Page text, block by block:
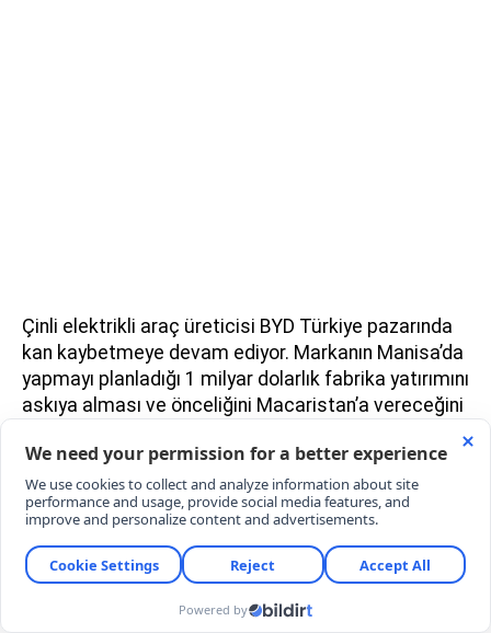
Çinli elektrikli araç üreticisi BYD Türkiye pazarında
kan kaybetmeye devam ediyor. Markanın Manisa’da
yapmayı planladığı 1 milyar dolarlık fabrika yatırımını
askıya alması ve önceliğini Macaristan’a vereceğini
ayında sadece 17 adet araç satabilen marka, yılın
ilk 7 ayında 6.754 satış rakamında kalarak tam
elektrikli araç pazarındaki payını %7,23’e düşürdü.
ELEKTRİKLİ ARAÇ PAZARINDA LİDER TOGG
Otomotiv Distribütörleri Derneği (ODD) verileri